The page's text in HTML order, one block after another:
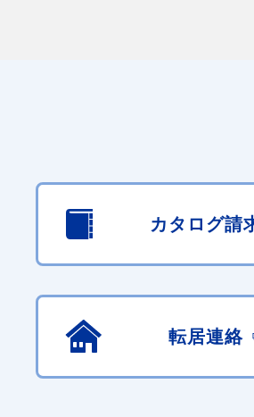
カタログ請
転居連絡